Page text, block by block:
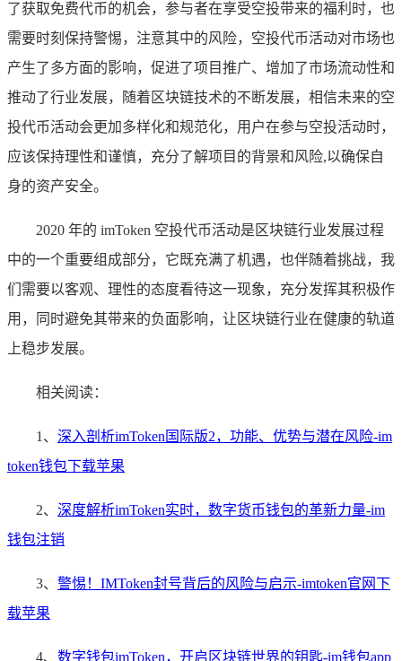
了获取免费代币的机会，参与者在享受空投带来的福利时，也
需要时刻保持警惕，注意其中的风险，空投代币活动对市场也
产生了多方面的影响，促进了项目推广、增加了市场流动性和
推动了行业发展，随着区块链技术的不断发展，相信未来的空
投代币活动会更加多样化和规范化，用户在参与空投活动时，
应该保持理性和谨慎，充分了解项目的背景和风险,以确保自
身的资产安全。
2020 年的 imToken 空投代币活动是区块链行业发展过程
中的一个重要组成部分，它既充满了机遇，也伴随着挑战，我
们需要以客观、理性的态度看待这一现象，充分发挥其积极作
用，同时避免其带来的负面影响，让区块链行业在健康的轨道
上稳步发展。
相关阅读：
1、 深入剖析imToken国际版2，功能、优势与潜在风险-im
token钱包下载苹果
2、 深度解析imToken实时，数字货币钱包的革新力量-im
钱包注销
3、 警惕！IMToken封号背后的风险与启示-imtoken官网下
载苹果
4、 数字钱包imToken，开启区块链世界的钥匙-im钱包app